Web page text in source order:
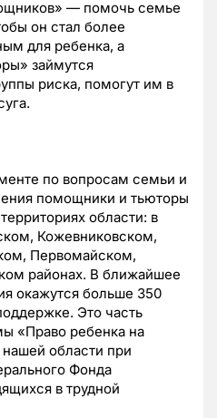
— помочь семье
он стал более
для ребенка, а
займутся
риска, помогут им в
по вопросам семьи и
помощники и тьюторы
области: в
Кожевниковском,
Первомайском,
районах. В ближайшее
окажутся больше 350
Это часть
«Право ребенка на
области при
Фонда
в трудной